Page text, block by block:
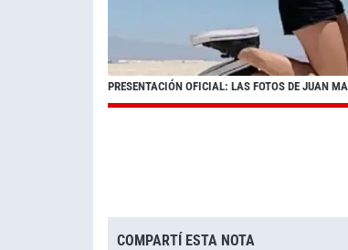
PRESENTACIÓN OFICIAL: LAS FOTOS DE JUAN
COMPARTÍ ESTA NOTA